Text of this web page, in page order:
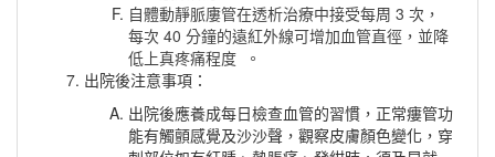
自體動靜脈廔管在透析治療中接受每周 3 次，
每次 40 分鐘的遠紅外線可增加血管直徑，並降
低上真疼痛程度
。
出院後注意事項：
出院後應養成每日檢查血管的習慣，正常瘻管功
能有觸顫感覺及沙沙聲，觀察皮膚顏色變化，穿